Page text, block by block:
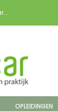
OPLEIDINGEN